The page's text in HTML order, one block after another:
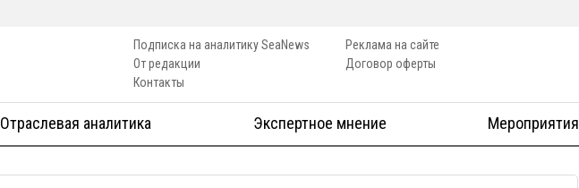
Подписка на аналитику SeaNews
От редакции
Контакты
Реклама на сайте
Договор оферты
Отраслевая аналитика Экспертное мнение Мероприятия